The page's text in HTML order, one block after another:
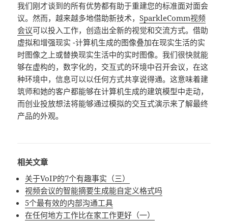
我们刚才谈到的所有优势都有助于重建您的标准面对面会
议。然而，越来越多地借助新技术，SparkleComm视频
会议可以投入工作，创造出全新的视觉和交流方式。借助
虚拟和增强现实 -计算机生成的图像叠加在现实生活的实
时图像之上或替换现实生活中的实时图像。我们很快就能
够在虚构的，数字化的，交互式的环境中召开会议，在这
种环境中，信息可以以任何方式共享说得通。这意味着建
筑师和她的客户都能够在计算机生成的建筑模型中走动，
而创业投放想法将能够通过模拟的交互式演示来了解最终
产品的外观。
相关文章
关于VoIP的7个有趣事实（三）
视频会议的智能摘要生成能自定义格式吗
5个最有效的内部沟通工具
在任何地方工作比在家工作更好（一）